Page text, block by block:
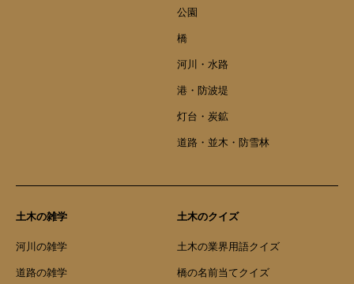
公園
橋
河川・水路
港・防波堤
灯台・炭鉱
道路・並木・防雪林
土木の雑学
河川の雑学
道路の雑学
土木のクイズ
土木の業界用語クイズ
橋の名前当てクイズ